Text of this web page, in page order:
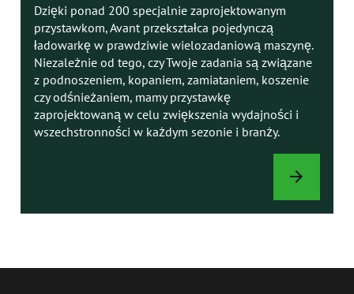
Dzięki ponad 200 specjalnie zaprojektowanym
przystawkom, Avant przekształca pojedynczą
ładowarkę w prawdziwie wielozadaniową maszynę.
Niezależnie od tego, czy Twoje zadania są związane
z podnoszeniem, kopaniem, zamiataniem, koszenie
czy odśnieżaniem, mamy przystawkę
zaprojektowaną w celu zwiększenia wydajności i
wszechstronności w każdym sezonie i branży.
PRZYSTAWKI